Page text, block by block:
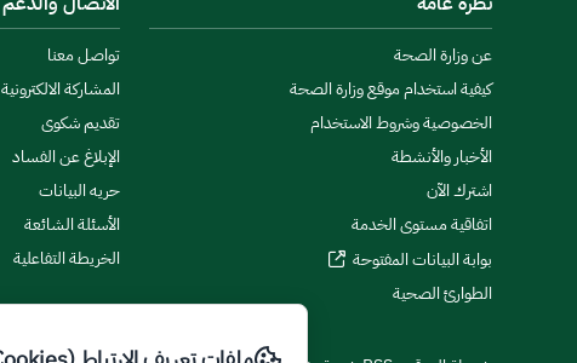
عن وزارة الصحة
كيفية استخدام موقع وزارة الصحة
الخصوصية وشروط الاستخدام
الأخبار والأنشطة
اشترك الآن
اتفاقية مستوى الخدمة
بوابة البيانات المفتوحة
الطوارئ الصحية
تواصل معنا
المشاركة الالكترونية
تقديم شكوى
الإبلاغ عن الفساد
حريه البيانات
الأسئلة الشائعة
الخريطة التفاعلية